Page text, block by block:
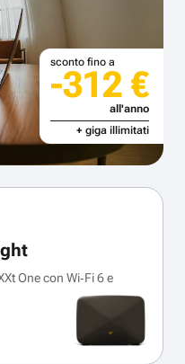
sconto fino a
-312 €
all'anno
+ giga illimitati
One con Wi‑Fi 6 e